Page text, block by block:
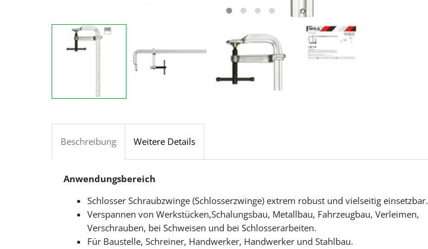
Beschreibung Weitere Details
Anwendungsbereich
Schlosser Schraubzwinge (Schlosserzwinge) extrem robust und vielseitig einsetzbar.
Verspannen von Werkstücken,Schalungsbau, Metallbau, Fahrzeugbau, Verleimen,
Verschrauben, bei Schweisen und bei Schlosserarbeiten.
Für Baustelle, Schreiner, Handwerker, Handwerker und Stahlbau.